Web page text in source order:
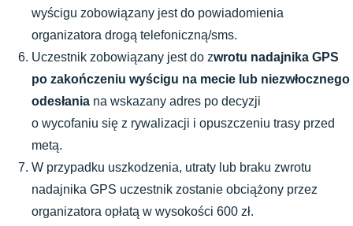
wyścigu zobowiązany jest do powiadomienia
organizatora drogą telefoniczną/sms.
Uczestnik zobowiązany jest do zwrotu nadajnika GPS
po zakończeniu wyścigu na mecie lub niezwłocznego
odesłania na wskazany adres po decyzji
o wycofaniu się z rywalizacji i opuszczeniu trasy przed
metą.
W przypadku uszkodzenia, utraty lub braku zwrotu
nadajnika GPS uczestnik zostanie obciążony przez
organizatora opłatą w wysokości 600 zł.